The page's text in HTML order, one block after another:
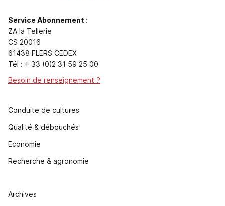
Service Abonnement :
ZA la Tellerie
CS 20016
61438 FLERS CEDEX
Tél : + 33 (0)2 31 59 25 00
Besoin de renseignement ?
Conduite de cultures
Qualité & débouchés
Economie
Recherche & agronomie
Archives